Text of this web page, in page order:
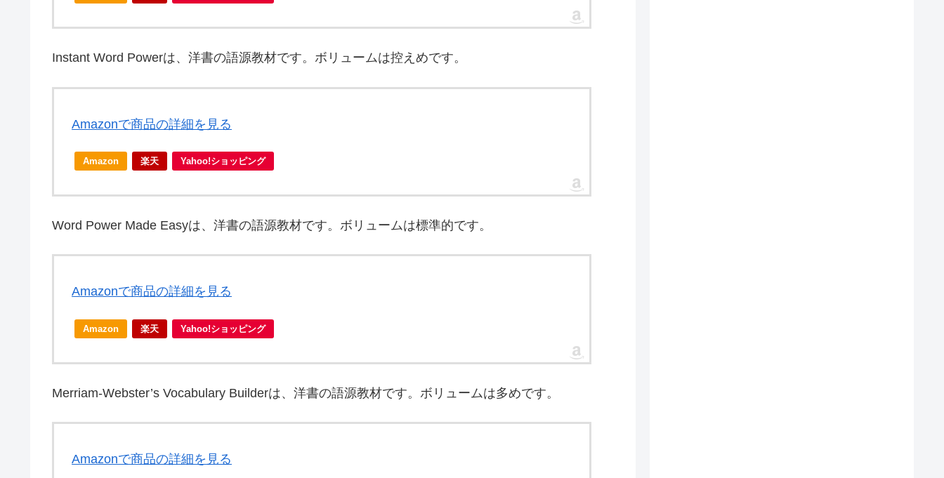
Instant Word Powerは、洋書の語源教材です。ボリュームは控えめです。
Amazonで商品の詳細を見る
Amazon 楽天 Yahoo!ショッピング
Word Power Made Easyは、洋書の語源教材です。ボリュームは標準的です。
Amazonで商品の詳細を見る
Amazon 楽天 Yahoo!ショッピング
Merriam-Webster’s Vocabulary Builderは、洋書の語源教材です。ボリュームは多めです。
Amazonで商品の詳細を見る